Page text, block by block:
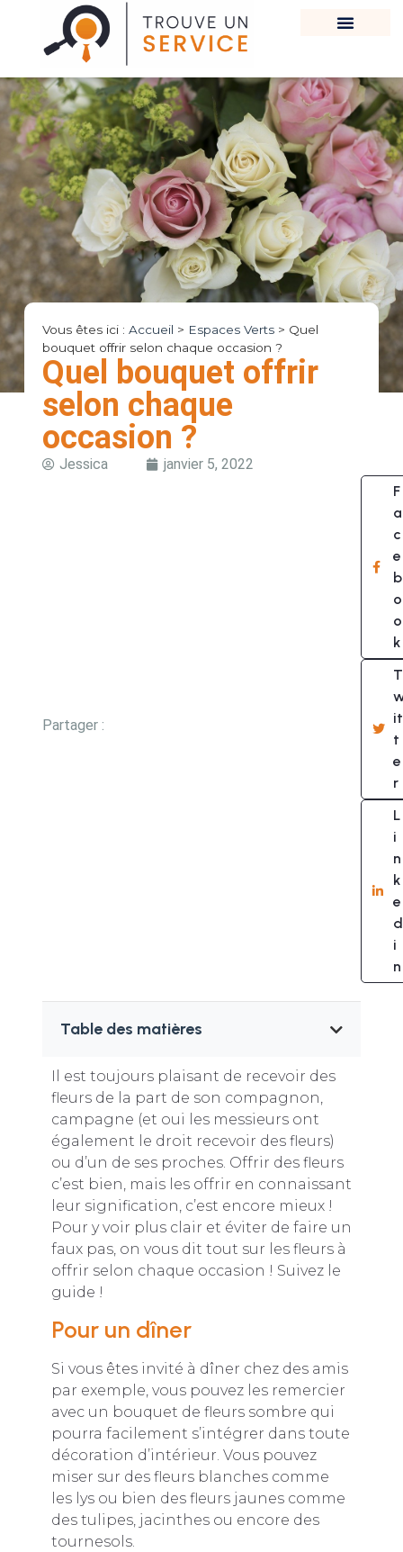
Vous êtes ici : Accueil > Espaces Verts> Quel
bouquet offrir selon chaque occasion ?
Quel bouquet offrir
selon chaque
occasion ?
Jessica janvier 5, 2022
Partager :
F
a
c
e
b
o
o
k
T
it
t
e
r
L
i
n
k
e
d
i
n
Table des matières
Il est toujours plaisant de recevoir des
fleurs de la part de son compagnon,
campagne (et oui les messieurs ont
également le droit recevoir des fleurs)
ou d’un de ses proches. Offrir des fleurs
c’est bien, mais les offrir en connaissant
leur signification, c’est encore mieux !
Pour y voir plus clair et éviter de faire un
faux pas, on vous dit tout sur les fleurs à
offrir selon chaque occasion ! Suivez le
guide !
Pour un dîner
Si vous êtes invité à dîner chez des amis
par exemple, vous pouvez les remercier
avec un bouquet de fleurs sombre qui
pourra facilement s’intégrer dans toute
décoration d’intérieur. Vous pouvez
miser sur des fleurs blanches comme
les lys ou bien des fleurs jaunes comme
des tulipes, jacinthes ou encore des
tournesols.